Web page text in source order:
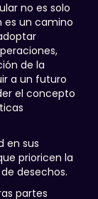
no es solo
un camino
de la
a un futuro
el concepto
en sus
prioricen la
desechos.
partes